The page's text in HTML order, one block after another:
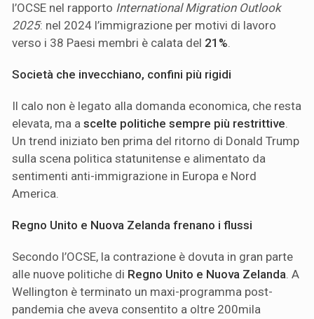
l’OCSE nel rapporto International Migration Outlook
2025: nel 2024 l’immigrazione per motivi di lavoro
verso i 38 Paesi membri è calata del 21%.
Società che invecchiano, confini più rigidi
Il calo non è legato alla domanda economica, che resta
elevata, ma a scelte politiche sempre più restrittive.
Un trend iniziato ben prima del ritorno di Donald Trump
sulla scena politica statunitense e alimentato da
sentimenti anti-immigrazione in Europa e Nord
America.
Regno Unito e Nuova Zelanda frenano i flussi
Secondo l’OCSE, la contrazione è dovuta in gran parte
alle nuove politiche di Regno Unito e Nuova Zelanda. A
Wellington è terminato un maxi-programma post-
pandemia che aveva consentito a oltre 200mila